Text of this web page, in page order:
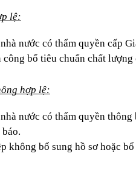
lệ:
nước có thẩm quyền cấp
công bố tiêu chuẩn chất
hợp lệ:
nước có thẩm quyền
không bổ sung hồ sơ hoặc